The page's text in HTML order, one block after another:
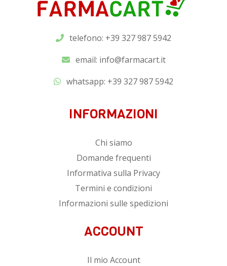
telefono: +39 327 987 5942
email: info@farmacart.it
whatsapp: +39 327 987 5942
INFORMAZIONI
Chi siamo
Domande frequenti
Informativa sulla Privacy
Termini e condizioni
Informazioni sulle spedizioni
ACCOUNT
Il mio Account